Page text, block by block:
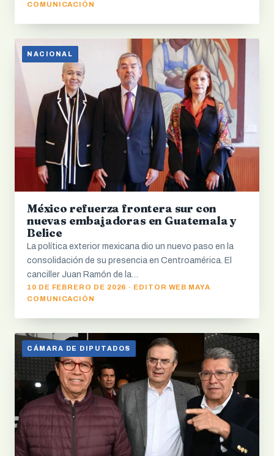
COMUNICACIÓN
NACIONAL
México refuerza frontera sur con
nuevas embajadoras en Guatemala y
Belice
La política exterior mexicana dio un nuevo paso en la
consolidación de su presencia en Centroamérica. El
canciller Juan Ramón de la…
10 DE FEBRERO DE 2026 · EDITOR WEB MAYA
COMUNICACIÓN
CÁMARA DE DIPUTADOS